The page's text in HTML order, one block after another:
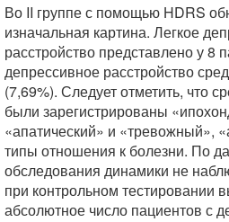
Во II группе с помощью HDRS
изначальная картина. Легкое
расстройство представлено у 8
депрессивное расстройство
(7,69%). Следует отметить, что
были зарегистрированы
«апатический» и «тревожный»,
типы отношения к болезни. По
обследования динамики не
при контрольном тестировании
абсолютное число пациентов с